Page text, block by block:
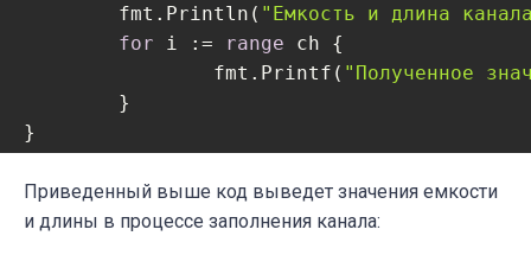
	fmt.Println(
"Емкость и длина
for i := range ch {
		fmt.Printf(
"Полученное
Приведенный выше код выведет значения емкости
и длины в процессе заполнения канала: